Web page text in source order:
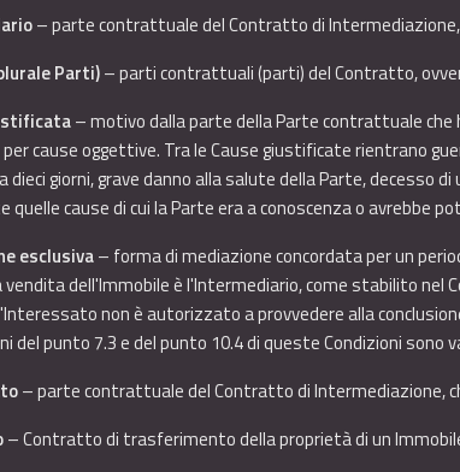
– parte contrattuale del Contratto di
Parti)– parti contrattuali (parti) del Contratto,
– motivo dalla parte della Parte contrattuale
per cause oggettive. Tra le Cause giustificate rientrano
dieci giorni, grave danno alla salute della Parte,
quelle cause di cui la Parte era a conoscenza o avrebbe
esclusiva– forma di mediazione concordata per un
vendita dell'Immobile è l'Intermediario, come stabilito
non è autorizzato a provvedere alla
del punto 7.3 e del punto 10.4 di queste Condizioni
– parte contrattuale del Contratto di Intermediazione,
– Contratto di trasferimento della proprietà di un